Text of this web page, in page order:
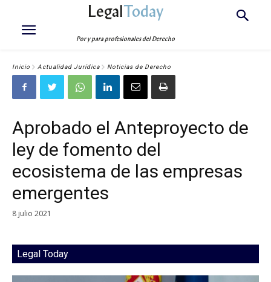
LegalToday
Por y para profesionales del Derecho
Inicio Actualidad Jurídica Noticias de Derecho
Aprobado el Anteproyecto de
ley de fomento del
ecosistema de las empresas
emergentes
8 julio 2021
Legal Today